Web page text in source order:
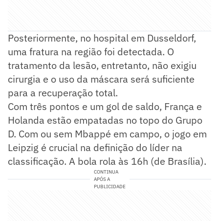
Posteriormente, no hospital em Dusseldorf,
uma fratura na região foi detectada. O
tratamento da lesão, entretanto, não exigiu
cirurgia e o uso da máscara será suficiente
para a recuperação total.
Com três pontos e um gol de saldo, França e
Holanda estão empatadas no topo do Grupo
D. Com ou sem Mbappé em campo, o jogo em
Leipzig é crucial na definição do líder na
classificação. A bola rola às 16h (de Brasília).
CONTINUA
APÓS A
PUBLICIDADE